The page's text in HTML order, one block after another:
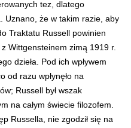
tez, dlatego
Uznano, że w takim razie, aby
Traktatu Russell powinien
Wittgensteinem zimą 1919 r.
dzieła. Pod ich wpływem
od razu wpłynęło na
Russell był wszak
na całym świecie filozofem.
Russella, nie zgodził się na